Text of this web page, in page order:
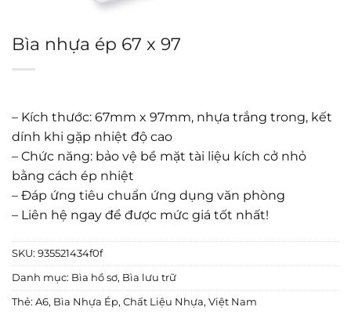
Bìa nhựa ép 67 x 97
– Kích thước: 67mm x 97mm, nhựa trắng trong, kết
dính khi gặp nhiệt độ cao
– Chức năng: bảo vệ bề mặt tài liệu kích cở nhỏ
bằng cách ép nhiệt
– Đáp ứng tiêu chuẩn ứng dụng văn phòng
– Liên hệ ngay để được mức giá tốt nhất!
SKU: 935521434f0f
Danh mục: Bìa hồ sơ, Bìa lưu trữ
Thẻ: A6, Bìa Nhựa Ép, Chất Liệu Nhựa, Việt Nam